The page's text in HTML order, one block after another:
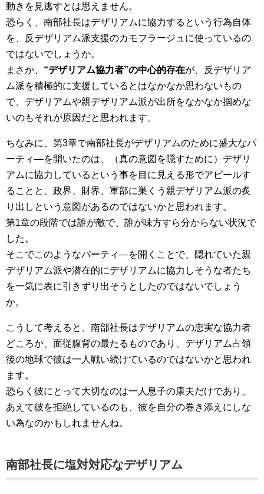
動きを見逃すとは思えません。
恐らく、南部社長はデザリアムに協力するという行為自体
を、反デザリアム派支援のカモフラージュに使っているの
ではないでしょうか。
まさか、 “デザリアム協力者”の中心的存在が、反デザリア
ム派を積極的に支援しているとはなかなか思わないもの
で、デザリアムや親デザリアム派が出所をなかなか掴めな
いのもそれが原因だと思われます。
ちなみに、第3章で南部社長がデザリアムのために盛大なパ
ーティ―を開いたのは、（真の意図を隠すために）デザリ
アムに協力しているという事を目に見える形でアピールす
ることと、政界、財界、軍部に巣くう親デザリアム派の炙
り出しという意図があるのではないかと思われます。
第1章の段階では誰が敵で、誰が味方すら分からない状況で
した。
そこでこのようなパーティ―を開くことで、隠れていた親
デザリアム派や潜在的にデザリアムに協力しそうな者たち
を一気に表に引きずり出そうとしたのではないでしょう
か。
こうして考えると、南部社長はデザリアムの忠実な協力者
どころか、面従腹背の最たるものであり、デザリアム占領
後の地球で彼は一人戦い続けているのではないかと思われ
ます。
恐らく彼にとって大切なのは一人息子の康夫だけであり、
あえて彼を拒絶しているのも、彼を自分の巻き添えにしな
い為なのかもしれませんね。
南部社長に塩対対応なデザリアム